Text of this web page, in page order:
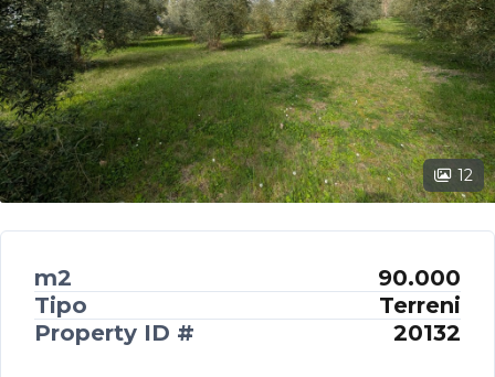
12
m2
90.000
Tipo
Terreni
Property ID #
20132